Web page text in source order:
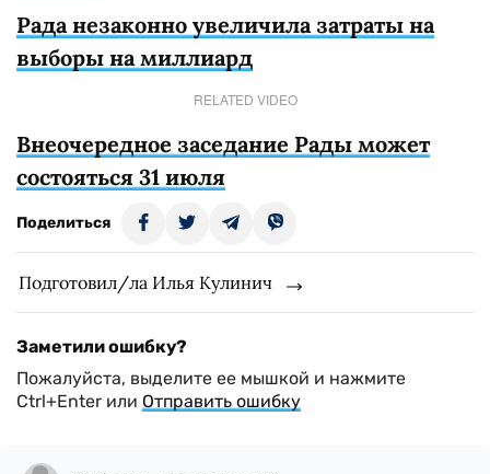
Рада незаконно увеличила затраты на
выборы на миллиард
RELATED VIDEO
Внеочередное заседание Рады может
состояться 31 июля
Поделиться
Подготовил/ла Илья Кулинич
Заметили ошибку?
Пожалуйста, выделите ее мышкой и нажмите
Ctrl+Enter или Отправить ошибку